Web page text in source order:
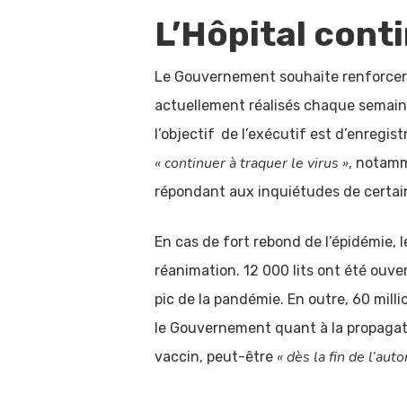
L’Hôpital
Le Gouvernement souhaite
actuellement réalisés chaque
l’objectif de l’exécutif est
« continuer à traquer le virus »,
répondant aux inquiétudes de
En cas de fort rebond de
réanimation. 12 000 lits ont été
pic de la pandémie. En outre, 60
le Gouvernement quant à la
vaccin, peut-être « dès la fin de